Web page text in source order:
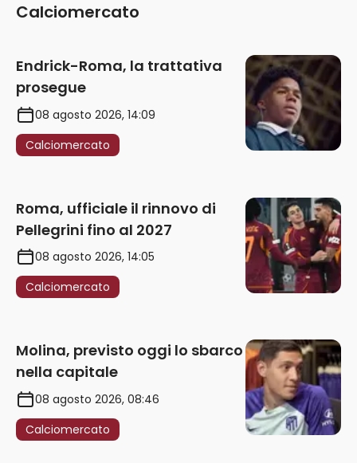
Calciomercato
Endrick-Roma, la trattativa
prosegue
08 agosto 2026, 14:09
Calciomercato
Roma, ufficiale il rinnovo di
Pellegrini fino al 2027
08 agosto 2026, 14:05
Calciomercato
Molina, previsto oggi lo sbarco
nella capitale
08 agosto 2026, 08:46
Calciomercato